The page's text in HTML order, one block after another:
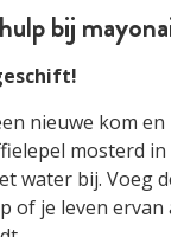
bij
nieuwe kom
mosterd
water bij. Voeg
of je leven